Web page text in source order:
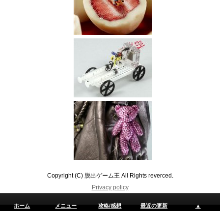
Copyright (C) 脱出ゲーム王 All Rights reverced.
Privacy policy
ホーム メニュー 攻略/感想 最近の更新 ▲